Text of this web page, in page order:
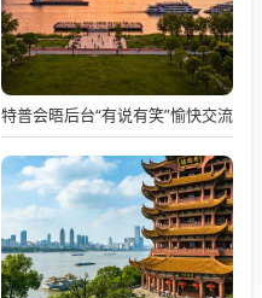
特普会晤后台“有说有笑”愉快交流